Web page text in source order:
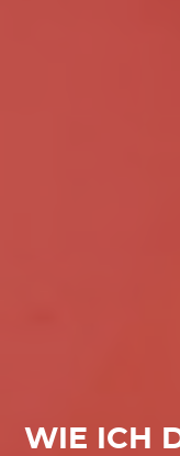
WIE ICH